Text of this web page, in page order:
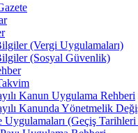
(Vergi Uygulamaları)
(Sosyal Güvenlik)
Kanun Uygulama Rehberi
Kanunda Yönetmelik
Uygulamaları (Geçiş